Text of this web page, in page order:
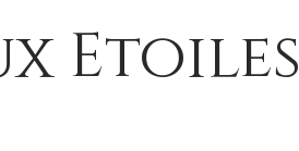
Etoiles